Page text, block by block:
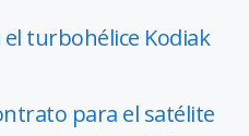
turbohélice Kodiak
para el satélite